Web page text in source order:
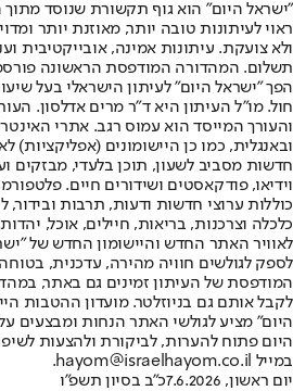
"ישראל היום" הוא גוף תקשורת שנוסד מתוך
ראוי לעיתונות טובה יותר, מאוזנת יותר
ולא צועקת. עיתונות אמינה, אובייקטיבית
הפך "ישראל היום" לעיתון הישראלי בעל
חול. מו"ל העיתון היא ד"ר מרים אדלסון.
והעורך המייסד הוא עמוס רגב. אתרי
חדשות מסביב לשעון, תוכן בלעדי, מבזקים
וידיאו, פודקאסטים ושידורים חיים.
כוללות ערוצי חדשות ודעות, תרבות ובידור,
לאוויר האתר החדש והיישומון החדש של
לספק לגולשים חוויה מהירה, עדכנית,
המודפסת של העיתון זמינים גם באתר,
לקבל אותם גם בניוזלטר. מועדון ההטבות
היום" מציע לגולשי האתר הנחות ומבצעים
היום פתוח להערות, לביקורת ולהצעות
במייל hayom@israelhayom.co.il.
יום ראשון, 7.6.2026
כ"ב בסיון תשפ"ו